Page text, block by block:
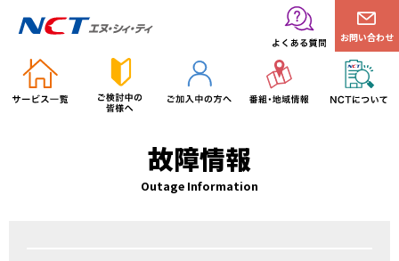
お問い合わせ
故障情報
Outage Information